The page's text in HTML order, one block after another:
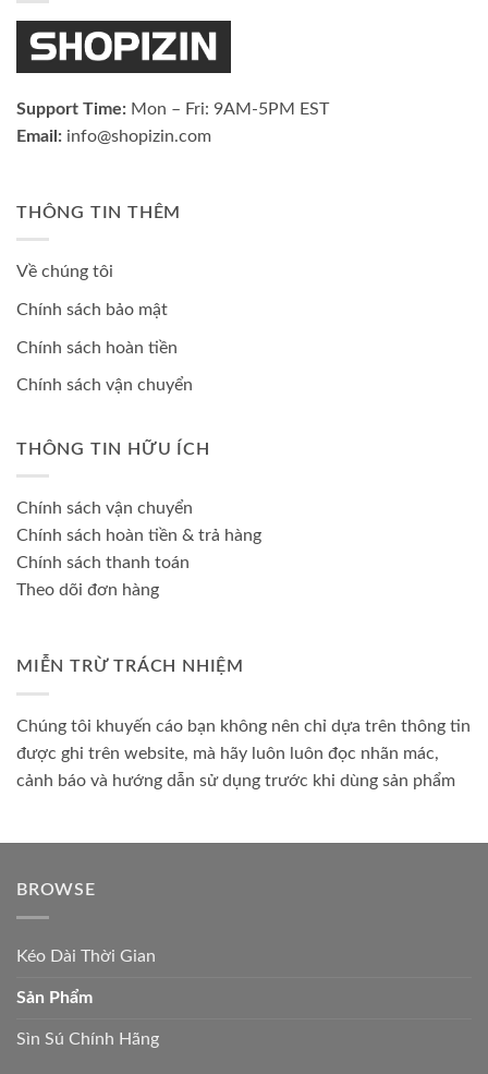
Support Time: Mon – Fri: 9AM-5PM EST
Email: info@shopizin.com
THÔNG TIN THÊM
Về chúng tôi
Chính sách bảo mật
Chính sách hoàn tiền
Chính sách vận chuyển
THÔNG TIN HỮU ÍCH
Chính sách vận chuyển
Chính sách hoàn tiền & trả hàng
Chính sách thanh toán
Theo dõi đơn hàng
MIỄN TRỪ TRÁCH NHIỆM
Chúng tôi khuyến cáo bạn không nên chỉ dựa trên thông tin
được ghi trên website, mà hãy luôn luôn đọc nhãn mác,
cảnh báo và hướng dẫn sử dụng trước khi dùng sản phẩm
BROWSE
Kéo Dài Thời Gian
Sản Phẩm
Sìn Sú Chính Hãng